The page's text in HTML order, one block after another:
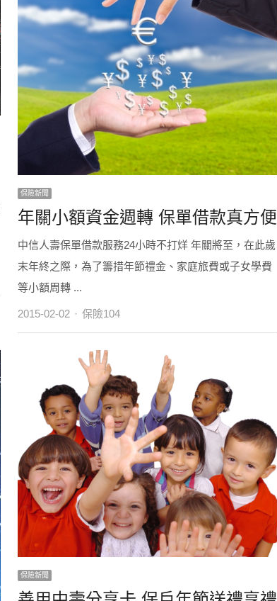
保險新聞
年關小額資金週轉 保單借款真方便
中信人壽保單借款服務24小時不打烊 年關將至，在此歲
末年終之際，為了籌措年節禮金、家庭旅費或子女學費
等小額周轉 ...
2015-02-02 Author
保險104
保險新聞